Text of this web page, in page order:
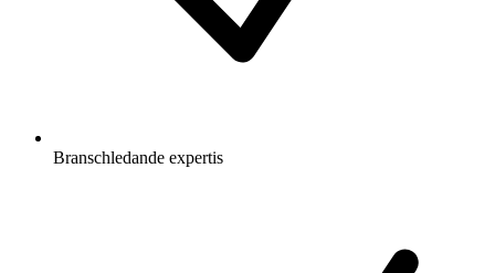
Branschledande expertis